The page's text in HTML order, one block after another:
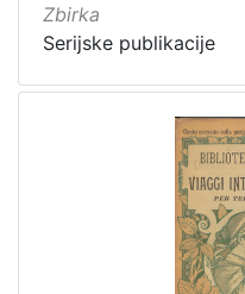
Zbirka
Serijske publikacije